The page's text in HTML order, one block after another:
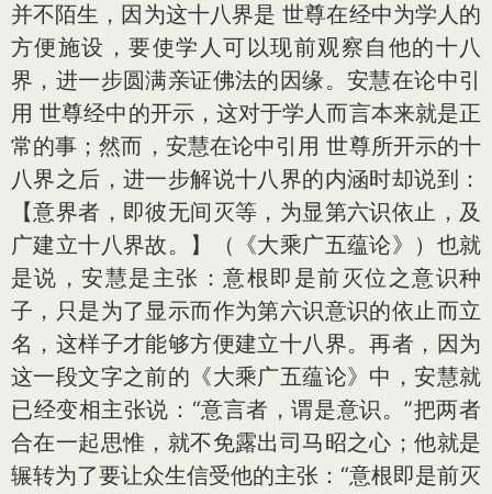
并不陌生，因为这十八界是 世尊在经中为学人的
方便施设，要使学人可以现前观察自他的十八
界，进一步圆满亲证佛法的因缘。安慧在论中引
用 世尊经中的开示，这对于学人而言本来就是正
常的事；然而，安慧在论中引用 世尊所开示的十
八界之后，进一步解说十八界的内涵时却说到：
【意界者，即彼无间灭等，为显第六识依止，及
广建立十八界故。】（《大乘广五蕴论》）也就
是说，安慧是主张：意根即是前灭位之意识种
子，只是为了显示而作为第六识意识的依止而立
名，这样子才能够方便建立十八界。再者，因为
这一段文字之前的《大乘广五蕴论》中，安慧就
已经变相主张说：“意言者，谓是意识。”把两者
合在一起思惟，就不免露出司马昭之心；他就是
辗转为了要让众生信受他的主张：“意根即是前灭